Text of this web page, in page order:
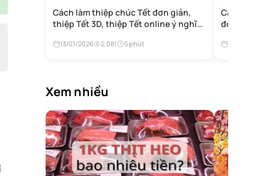
Cách làm thiệp chúc Tết đơn giản,
thiệp Tết 3D, thiệp Tết online ý nghĩa
13/01/2026 2,081 5 phút
Cách làm
đơn giản
Xem nhiều